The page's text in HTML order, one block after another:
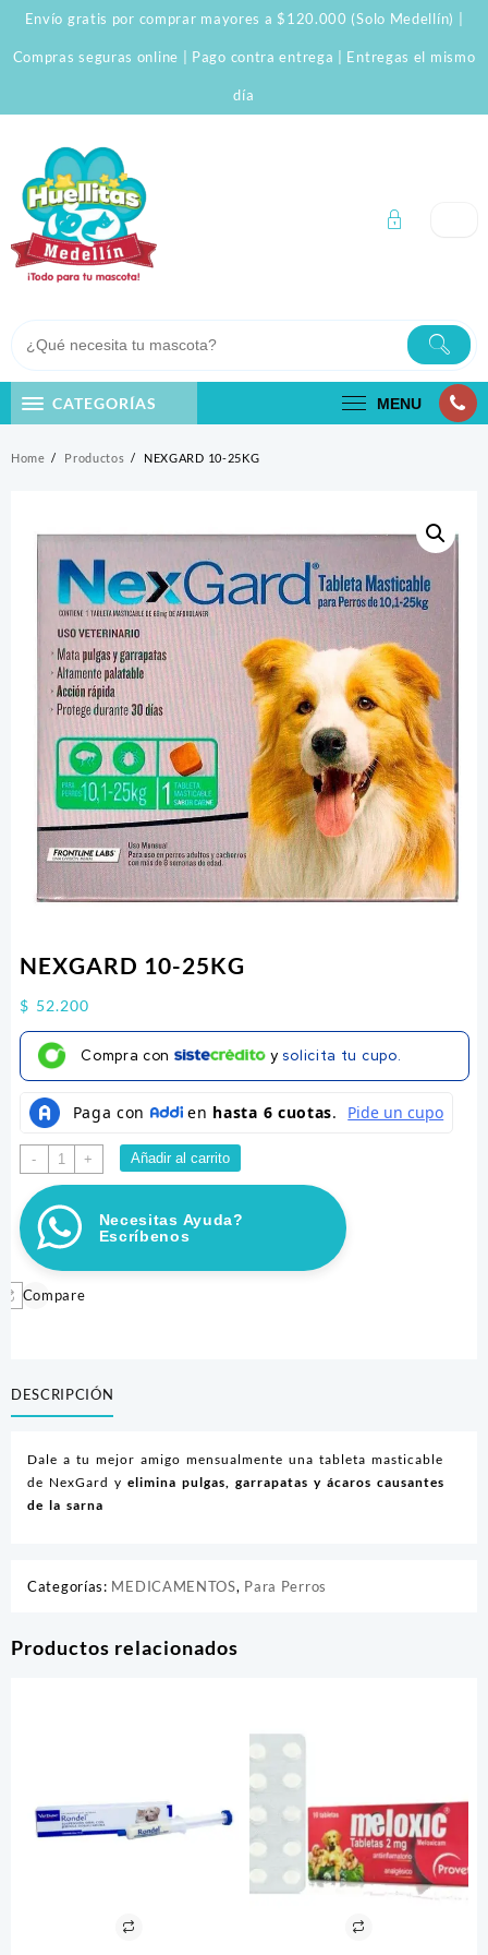
Skip
content
Envío gratis por comprar mayores a $120.000 (Solo Medellín) |
Compras seguras online | Pago contra entrega | Entregas el mismo
día
CATEGORÍAS MENU
Home Productos NEXGARD 10-25KG
NEXGARD 10-25KG
$ 52.200
Compra con y solicita tu cupo.
-
NEXGARD
10-
25KG
cantidad
+ Añadir al carrito
Necesitas Ayuda?
Escríbenos
Compare
DESCRIPCIÓN
Dale a tu mejor amigo mensualmente una tableta masticable
de NexGard y elimina pulgas, garrapatas y ácaros causantes
de la sarna
Categorías: MEDICAMENTOS, Para Perros
Productos relacionados